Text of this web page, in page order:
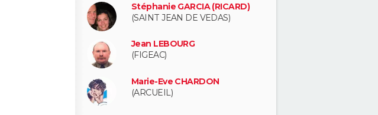
Stéphanie GARCIA (RICARD)
(SAINT JEAN DE VEDAS)
Jean LEBOURG
(FIGEAC)
Marie-Eve CHARDON
(ARCUEIL)